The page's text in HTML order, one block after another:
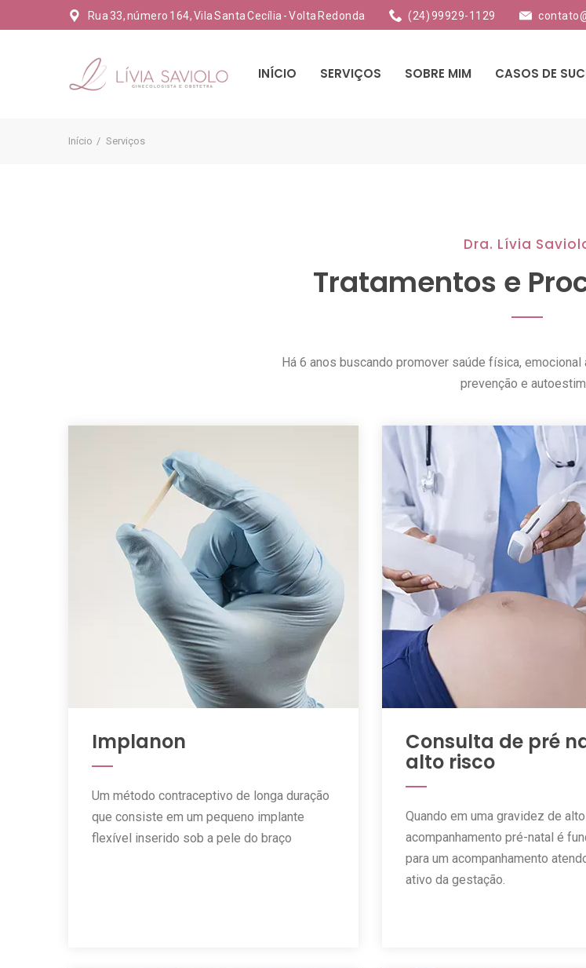
Rua 33, número 164, Vila Santa Cecília - Volta Redonda (24) 99929-1129
INÍCIO SERVIÇOS SOBRE MIM CASOS DE
Início Serviços
Dra. Lívia
Tratamentos e
Há 6 anos buscando promover saúde física,
prevenção e
Implanon
Um método contraceptivo de longa duração
que consiste em um pequeno implante
flexível inserido sob a pele do braço
Consulta de pré
alto risco
Quando em uma gravidez de
acompanhamento pré-natal é
para um acompanhamento
ativo da gestação.